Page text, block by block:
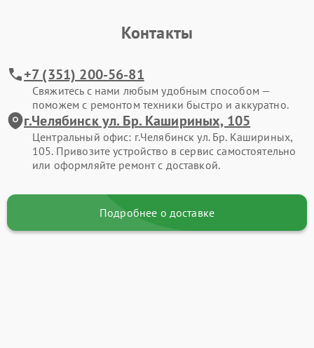
Контакты
+7 (351) 200-56-81
Свяжитесь с нами любым удобным способом —
поможем с ремонтом техники быстро и аккуратно.
г.Челябинск ул. Бр. Кашириных, 105
Центральный офис: г.Челябинск ул. Бр. Кашириных,
105. Привозите устройство в сервис самостоятельно
или оформляйте ремонт с доставкой.
Подробнее о доставке